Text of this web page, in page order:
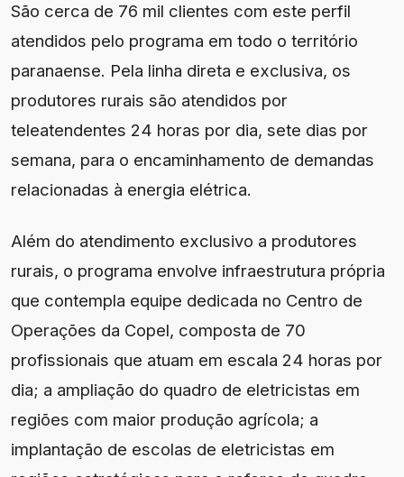
São cerca de 76 mil clientes com este perfil
atendidos pelo programa em todo o território
paranaense. Pela linha direta e exclusiva, os
produtores rurais são atendidos por
teleatendentes 24 horas por dia, sete dias por
semana, para o encaminhamento de demandas
relacionadas à energia elétrica.
Além do atendimento exclusivo a produtores
rurais, o programa envolve infraestrutura própria
que contempla equipe dedicada no Centro de
Operações da Copel, composta de 70
profissionais que atuam em escala 24 horas por
dia; a ampliação do quadro de eletricistas em
regiões com maior produção agrícola; a
implantação de escolas de eletricistas em